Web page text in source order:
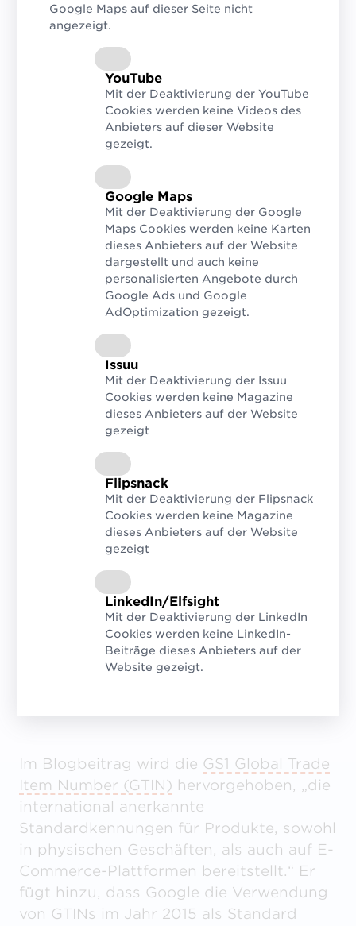
Einzelhändlern und Verlagen,
erreichen.
Genaue und vertrauenswürdige
Produktdaten, sind für die Identifizierung
von Produkten unerlässlich, egal ob
gewährleisten, weist Rockinson auf drei
Faktoren hin, die vorhanden sein
eindeutige Identifikatoren für jedes
die Möglichkeit, die Identität eines
Produkts und andere
Produktinformationen zu verifizieren,
um die Genauigkeit der Daten zu
gewährleisten,
und die Verwendung eines
Produktidentifikationssystems, das eine
globale Reichweite hat.
Im Blogbeitrag wird die GS1 Global Trade
Item Number (GTIN) hervorgehoben, „die
international anerkannte
Standardkennungen für Produkte, sowohl
in physischen Geschäften, als auch auf E-
Commerce-Plattformen bereitstellt.“ Er
fügt hinzu, dass Google die Verwendung
von GTINs im Jahr 2015 als Standard
Google Maps auf dieser Seite nicht
angezeigt.
YouTube
Mit der Deaktivierung der YouTube
Cookies werden keine Videos des
Anbieters auf dieser Website
gezeigt.
Google Maps
Mit der Deaktivierung der Google
Maps Cookies werden keine Karten
dieses Anbieters auf der Website
dargestellt und auch keine
personalisierten Angebote durch
Google Ads und Google
AdOptimization gezeigt.
Issuu
Mit der Deaktivierung der Issuu
Cookies werden keine Magazine
dieses Anbieters auf der Website
gezeigt
Flipsnack
Mit der Deaktivierung der Flipsnack
Cookies werden keine Magazine
dieses Anbieters auf der Website
gezeigt
LinkedIn/Elfsight
Mit der Deaktivierung der LinkedIn
Cookies werden keine LinkedIn-
Beiträge dieses Anbieters auf der
Website gezeigt.